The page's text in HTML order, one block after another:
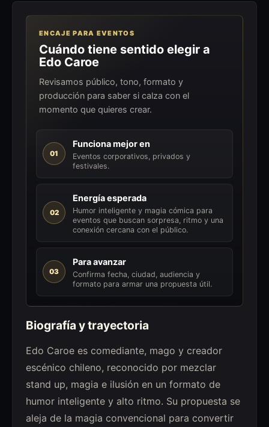
ENCAJE PARA EVENTOS
Cuándo tiene sentido elegir a
Edo Caroe
Revisamos público, tono, formato y
producción para saber si calza con el
momento que quieres crear.
01
Funciona mejor en
Eventos corporativos, privados y
festivales.
02
Energía esperada
Humor inteligente y magia cómica para
eventos que buscan sorpresa, ritmo y una
conexión cercana con el público.
03
Para avanzar
Confirma fecha, ciudad, audiencia y
formato para armar una propuesta útil.
Biografía y trayectoria
Edo Caroe es comediante, mago y creador
escénico chileno, reconocido por mezclar
stand up, magia e ilusión en un formato de
humor inteligente y alto ritmo. Su propuesta se
aleja de la magia convencional para convertir